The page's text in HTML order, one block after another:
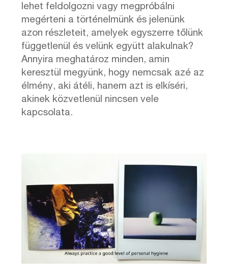
lehet feldolgozni vagy megpróbálni
megérteni a történelmünk és jelenünk
azon részleteit, amelyek egyszerre tőlünk
függetlenül és velünk együtt alakulnak?
Annyira meghatároz minden, amin
keresztül megyünk, hogy nemcsak azé az
élmény, aki átéli, hanem azt is elkíséri,
akinek közvetlenül nincsen vele
kapcsolata.